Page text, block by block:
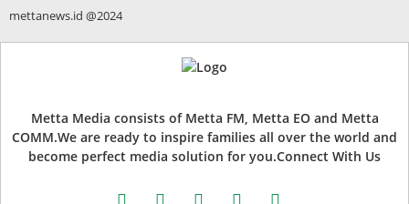
mettanews.id @2024
Metta Media consists of Metta FM, Metta EO and Metta
COMM.We are ready to inspire families all over the world and
become perfect media solution for you.Connect With Us
facebooktwitter instagramwhatsappyoutube